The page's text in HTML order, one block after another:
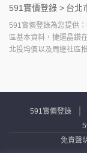
591實價登錄 > 台北
591實價登錄為您提供
區基本資料，捷運晶鑽
北投均價以及周邊社區
591實價登錄
免責聲